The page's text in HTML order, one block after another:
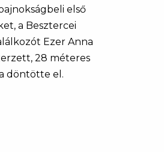
első
a Besztercei
Ezer Anna
28 méteres
döntötte el.